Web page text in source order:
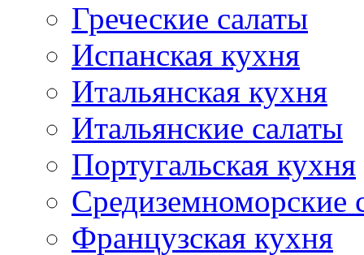
Греческие салаты
Испанская кухня
Итальянская кухня
Итальянские салаты
Португальская кухня
Средиземноморские
Французская кухня